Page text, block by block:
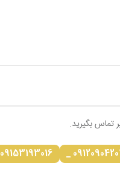
تماس بگیرید.
09153193016